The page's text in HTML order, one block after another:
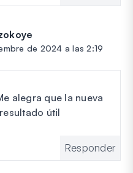
de 2024 a las 2:19
alegra que la nueva
útil
Responder